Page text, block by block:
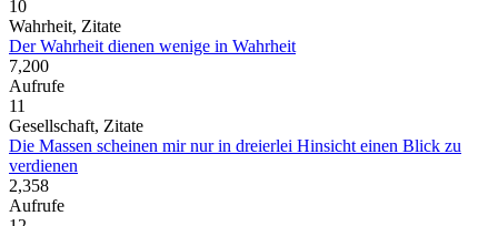
10
Wahrheit, Zitate
Der Wahrheit dienen wenige in Wahrheit
7,200
Aufrufe
11
Gesellschaft, Zitate
Die Massen scheinen mir nur in dreierlei Hinsicht einen Blick zu
verdienen
2,358
Aufrufe